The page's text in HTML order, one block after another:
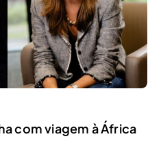
com viagem à África